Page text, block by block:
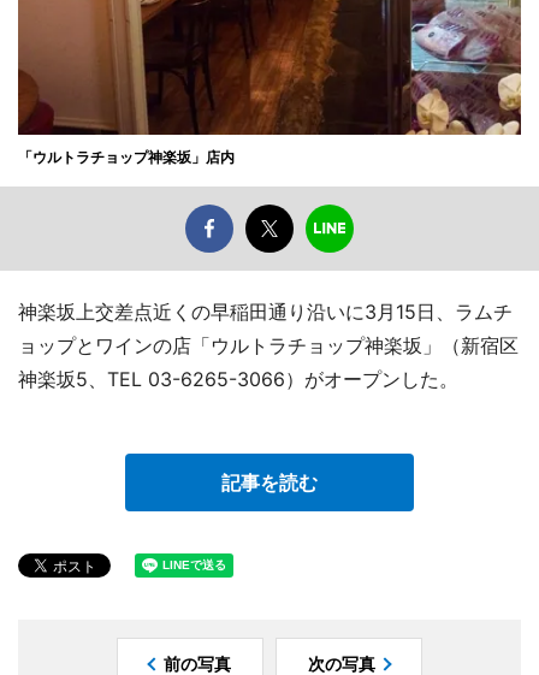
「ウルトラチョップ神楽坂」店内
神楽坂上交差点近くの早稲田通り沿いに3月15日、ラムチ
ョップとワインの店「ウルトラチョップ神楽坂」（新宿区
神楽坂5、TEL 03-6265-3066）がオープンした。
記事を読む
前の写真 次の写真